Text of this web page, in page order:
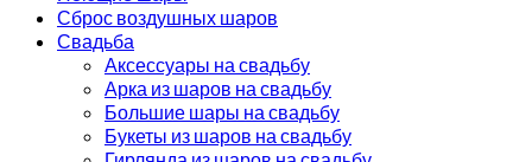
Сброс воздушных шаров
Свадьба
Аксессуары на свадьбу
Арка из шаров на свадьбу
Большие шары на свадьбу
Букеты из шаров на свадьбу